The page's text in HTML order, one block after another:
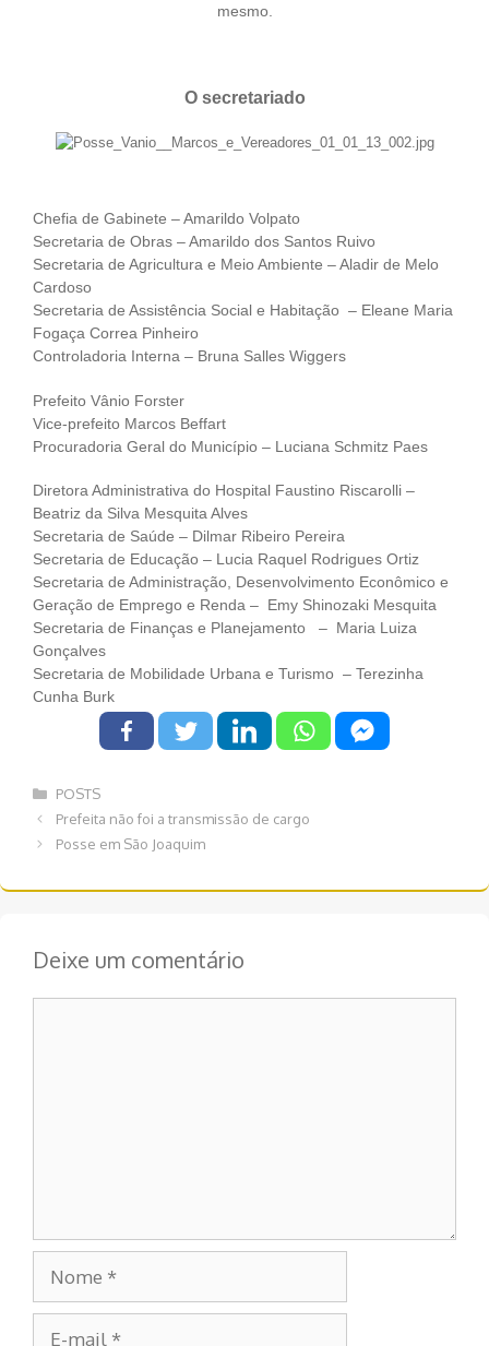
mesmo.
O secretariado
Chefia de Gabinete – Amarildo Volpato
Secretaria de Obras – Amarildo dos Santos Ruivo
Secretaria de Agricultura e Meio Ambiente – Aladir de Melo
Cardoso
Secretaria de Assistência Social e Habitação – Eleane Maria
Fogaça Correa Pinheiro
Controladoria Interna – Bruna Salles Wiggers
Prefeito Vânio Forster
Vice-prefeito Marcos Beffart
Procuradoria Geral do Município – Luciana Schmitz Paes
Diretora Administrativa do Hospital Faustino Riscarolli –
Beatriz da Silva Mesquita Alves
Secretaria de Saúde – Dilmar Ribeiro Pereira
Secretaria de Educação – Lucia Raquel Rodrigues Ortiz
Secretaria de Administração, Desenvolvimento Econômico e
Geração de Emprego e Renda – Emy Shinozaki Mesquita
Secretaria de Finanças e Planejamento – Maria Luiza
Gonçalves
Secretaria de Mobilidade Urbana e Turismo – Terezinha
Cunha Burk
Categorias
POSTS
Navegação
de
Prefeita não foi a transmissão de cargo
Posse em São Joaquim
Deixe um comentário